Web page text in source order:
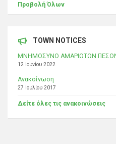
Προβολή Όλων
TOWN NOTICES
ΜΝΗΜΟΣΥΝΟ ΑΜΑΡΙΩΤΩΝ
12 Ιουνίου 2022
Ανακοίνωση
27 Ιουλίου 2017
Δείτε όλες τις ανακοινώσεις